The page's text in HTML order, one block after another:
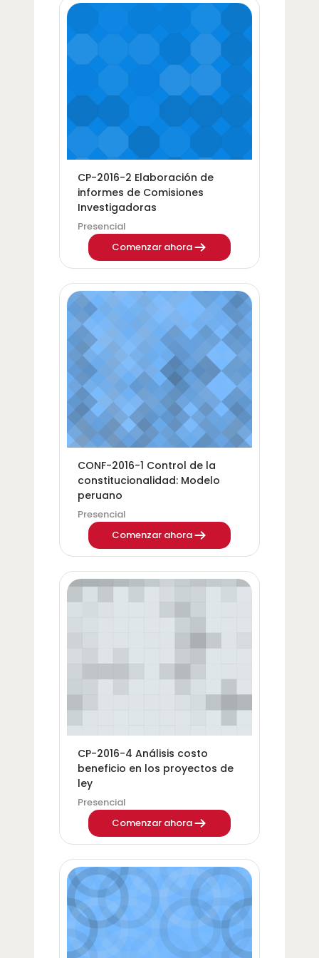
Imagen del curso CP-2016-2 Elaboración de
Categoría del curso
Nombre del curso
CP-2016-2 Elaboración de
informes de Comisiones
Investigadoras
Presencial
Comenzar ahora
Imagen del curso CONF-2016-1 Control de la
Categoría del curso
Nombre del curso
CONF-2016-1 Control de la
constitucionalidad: Modelo
peruano
Presencial
Comenzar ahora
Imagen del curso CP-2016-4 Análisis costo
Categoría del curso
Nombre del curso
CP-2016-4 Análisis costo
beneficio en los proyectos de
ley
Presencial
Comenzar ahora
Imagen del curso CP-2016-11 Alcances de la